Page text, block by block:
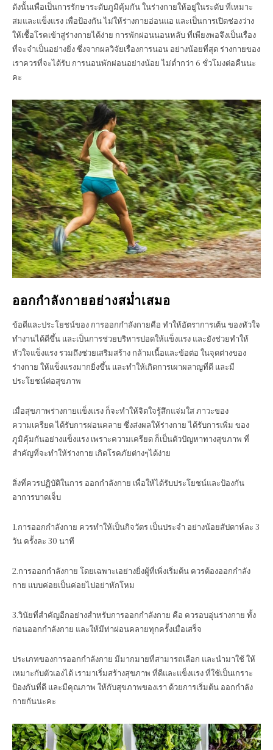
ดังนั้นเพื่อเป็นการรักษาระดับภูมิคุ้มกัน ในร่างกายให้อยู่ในระดับ ที่เหมาะ
สมและแข็งแรง เพื่อป้องกัน ไม่ให้ร่างกายอ่อนแอ และเป็นการเปิดช่องว่าง
ให้เชื้อโรคเข้าสู่ร่างกายได้ง่าย การพักผ่อนนอนหลับ ที่เพียงพอจึงเป็นเรื่อง
ที่จะจำเป็นอย่างยิ่ง ซึ่งจากผลวิจัยเรื่องการนอน อย่างน้อยที่สุด ร่างกายของ
เราควรที่จะได้รับ การนอนพักผ่อนอย่างน้อย ไม่ต่ำกว่า 6 ชั่วโมงต่อคืนนะ
คะ
ออกกำลังกายอย่างสม่ำเสมอ
ข้อดีและประโยชน์ของ การออกกำลังกายคือ ทำให้อัตราการเต้น ของหัวใจ
ทำงานได้ดีขึ้น และเป็นการช่วยบริหารปอดให้แข็งแรง และยังช่วยทำให้
หัวใจแข็งแรง รวมถึงช่วยเสริมสร้าง กล้ามเนื้อและข้อต่อ ในจุดต่างของ
ร่างกาย ให้แข็งแรงมากยิ่งขึ้น และทำให้เกิดการเผาผลาญที่ดี และมี
ประโยชน์ต่อสุขภาพ
เมื่อสุขภาพร่างกายแข็งแรง ก็จะทำให้จิตใจรู้สึกแจ่มใส ภาวะของ
ความเครียด ได้รับการผ่อนคลาย ซึ่งส่งผลให้ร่างกาย ได้รับการเพิ่ม ของ
ภูมิคุ้มกันอย่างแข็งแรง เพราะความเครียด ก็เป็นตัวปัญหาทางสุขภาพ ที่
สำคัญที่จะทำให้ร่างกาย เกิดโรคภัยต่างๆได้ง่าย
สิ่งที่ควรปฏิบัติในการ ออกกำลังกาย เพื่อให้ได้รับประโยชน์และป้องกัน
อาการบาดเจ็บ
1.การออกกำลังกาย ควรทำให้เป็นกิจวัตร เป็นประจำ อย่างน้อยสัปดาห์ละ 3
วัน ครั้งละ 30 นาที
2.การออกกำลังกาย โดยเฉพาะเอย่างยิ่งผู้ที่เพิ่งเริ่มต้น ควรต้องออกกำลัง
กาย แบบค่อยเป็นค่อยไปอย่าหักโหม
3.วินัยที่สำคัญอีกอย่างสำหรับการออกกำลังกาย คือ ควรอบอุ่นร่างกาย ทั้ง
ก่อนออกกำลังกาย และให้มีท่าผ่อนคลายทุกครั้งเมื่อเสร็จ
ประเภทของการออกกำลังกาย มีมากมายที่สามารถเลือก และนำมาใช้ ให้
เหมาะกับตัวเองได้ เรามาเริ่มสร้างสุขภาพ ที่ดีและแข็งแรง ที่ใช้เป็นเกราะ
ป้องกันที่ดี และมีคุณภาพ ให้กับสุขภาพของเรา ด้วยการเริ่มต้น ออกกำลัง
กายกันนะคะ